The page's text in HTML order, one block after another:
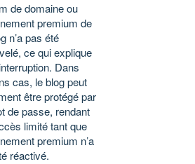
de domaine ou
premium de
n’a pas été
ce qui explique
Dans
cas, le blog peut
être protégé par
de passe, rendant
limité tant que
premium n’a
réactivé.